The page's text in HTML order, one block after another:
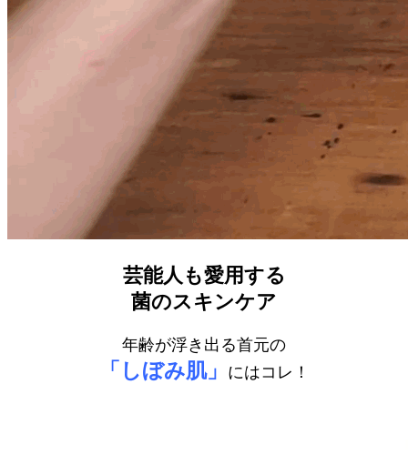
芸能人も愛用する
菌のスキンケア
年齢が浮き出る首元の
「しぼみ肌」 にはコレ！